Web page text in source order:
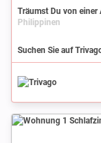
Träumst Du von einer
Philippinen
Suchen Sie auf